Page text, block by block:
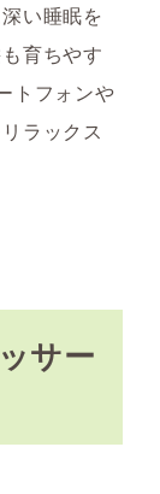
い睡眠を
育ちやす
トフォンや
ラックス
サー